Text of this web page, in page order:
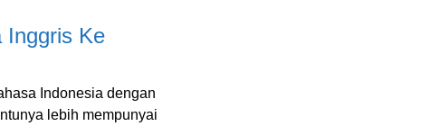
Inggris Ke
Indonesia dengan
lebih mempunyai